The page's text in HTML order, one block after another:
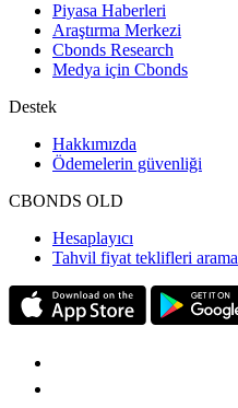
Piyasa Haberleri
Araştırma Merkezi
Cbonds Research
Medya için Cbonds
Destek
Hakkımızda
Ödemelerin güvenliği
CBONDS OLD
Hesaplayıcı
Tahvil fiyat teklifleri arama